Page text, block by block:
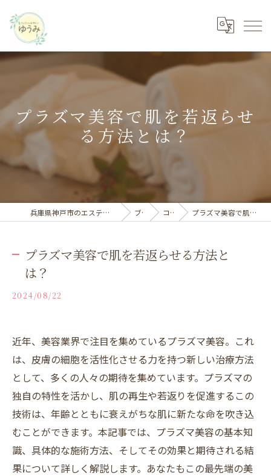
プラズマ美容で肌を若返らせ
る方法とは？
兵庫県神戸市のエステならフェイシャルサロン ゆうみ ブログ コラム プラズマ美容で肌を若返らせる方法とは？
プラズマ美容で肌を若返らせる方法と
は？
2024/08/22
近年、美容業界で注目を集めているプラズマ美容。これ
は、皮膚の細胞を活性化させる力を持つ新しい治療方法
として、多くの人々の期待を集めています。プラズマの
独自の特性を活かし、肌の再生や若返りを促進するこの
技術は、年齢とともに衰えがちな肌に新たな命を吹き込
むことができます。本記事では、プラズマ美容の基本知
識、具体的な施術方法、そしてその効果と期待される結
果について詳しく解説します。あなたもこの最先端の美